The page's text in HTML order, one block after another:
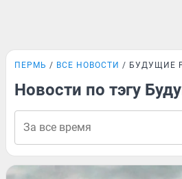
ПЕРМЬ ВСЕ НОВОСТИ БУДУЩИЕ
Новости по тэгу